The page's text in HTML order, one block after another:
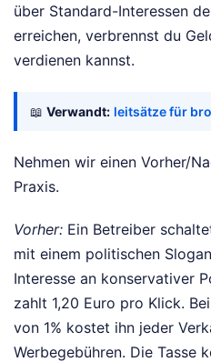
über Standard-Interessen
erreichen, verbrennst du
verdienen kannst.
📖 Verwandt: leitsätze für
Nehmen wir einen Vorher/
Praxis.
Vorher: Ein Betreiber
mit einem politischen
Interesse an konservativer
zahlt 1,20 Euro pro Klick.
von 1% kostet ihn jeder
Werbegebühren. Die Tasse